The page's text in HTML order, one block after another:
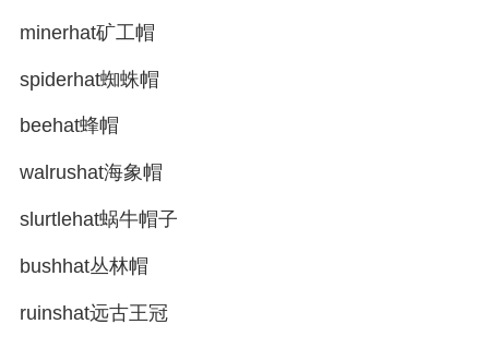
minerhat矿工帽
spiderhat蜘蛛帽
beehat蜂帽
walrushat海象帽
slurtlehat蜗牛帽子
bushhat丛林帽
ruinshat远古王冠